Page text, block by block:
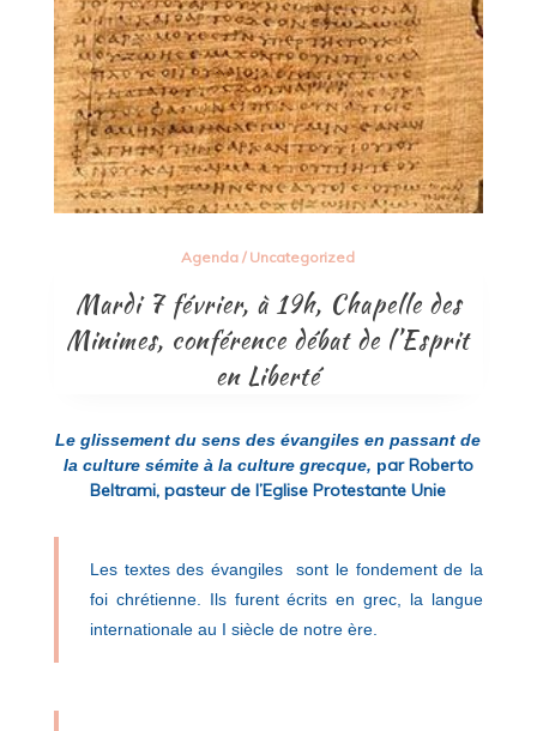
Agenda / Uncategorized
Mardi 7 février, à 19h, Chapelle des
Minimes, conférence débat de l’Esprit
en Liberté
Le glissement du sens des évangiles en passant de
la culture sémite à la culture grecque, par Roberto
Beltrami,pasteur del’Eglise Protestante Unie
Les textes des évangiles sont le fondement de la
foi chrétienne. Ils furent écrits en grec, la langue
internationale au I siècle de notre ère.